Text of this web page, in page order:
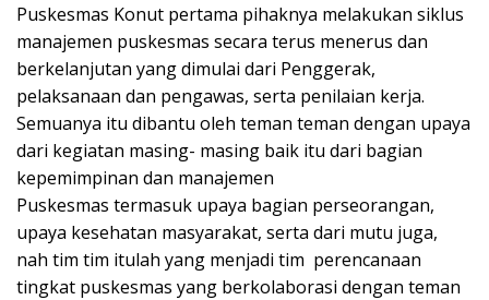
Puskesmas Konut pertama pihaknya melakukan siklus
manajemen puskesmas secara terus menerus dan
berkelanjutan yang dimulai dari Penggerak,
pelaksanaan dan pengawas, serta penilaian kerja.
Semuanya itu dibantu oleh teman teman dengan upaya
dari kegiatan masing- masing baik itu dari bagian
kepemimpinan dan manajemen
Puskesmas termasuk upaya bagian perseorangan,
upaya kesehatan masyarakat, serta dari mutu juga,
nah tim tim itulah yang menjadi tim perencanaan
tingkat puskesmas yang berkolaborasi dengan teman